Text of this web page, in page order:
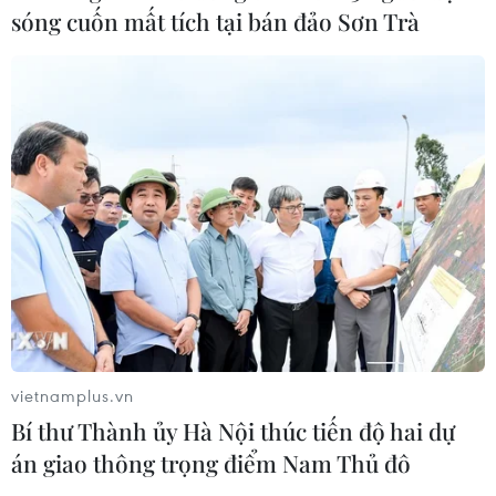
05/08/2026 00:37
công qua lại, thương vong không
ngừng gia tăng
04/08/2026 15:54
Pháp ghi nhận tháng 7 nóng nhất
trong lịch sử
04/08/2026 15:17
Tây Ban Nha phát trực tiếp nhật thực
toàn phần từ độ cao 9.000 m
04/08/2026 13:23
sóng cuốn mất tích tại bán đảo Sơn Trà
vietnamplus.vn
Bí thư Thành ủy Hà Nội thúc tiến độ hai dự
án giao thông trọng điểm Nam Thủ đô